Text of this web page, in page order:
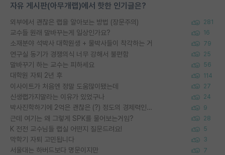
자유 게시판(아무개랩)에서 핫한 인기글은?
외부에서 괜찮은 랩을 알아보는 방법 (장문주의) 281
교수들 원래 말바꾸는게 일상인가요? 16
소재분야 석박사 대학원생 + 물박사들이 착각하는 거 79
연구실 동기가 경쟁의식 너무 강해서 불편함 25
말바꾸기 하는 교수는 피하세요 56
대학원 자퇴 2년 후 114
이사이트가 처음엔 정말 도움많이됐는데 27
신생랩가지말라는 이유가 있었구나 24
박사진학하기에 2억은 괜찮은 (?) 정도의 경제력인가요 9
근데 여기는 왜 그렇게 SPK를 물어보는거임? 28
K 전전 교수님들 랩실 어떤지 질문드려요! 5
막학기 자퇴 고민됩니다 3
서울대는 하버드보다 명문이지만 7